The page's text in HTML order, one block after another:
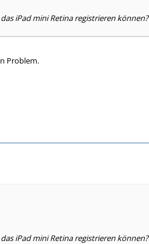
iPad mini Retina registrieren können?
Problem.
iPad mini Retina registrieren können?